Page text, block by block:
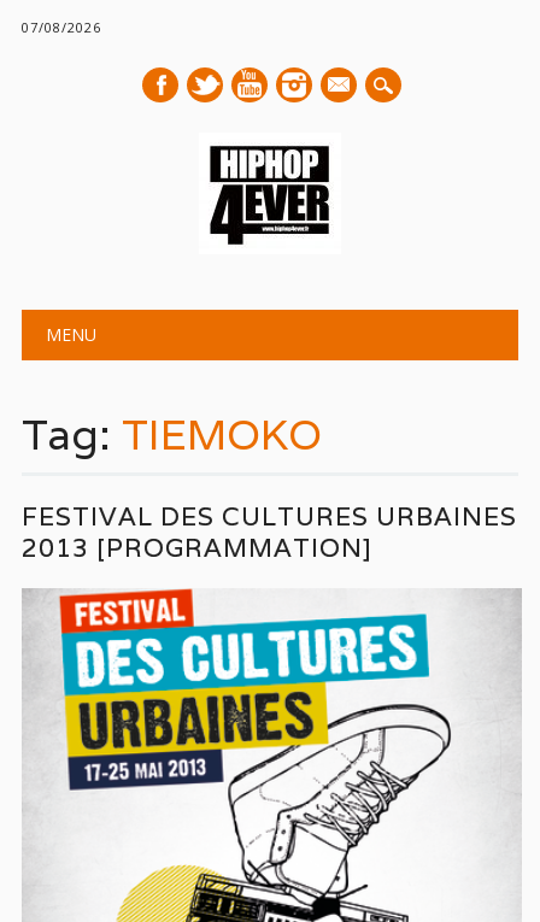
07/08/2026
mail
Main menu
MENU
Tag: TIEMOKO
FESTIVAL DES CULTURES URBAINES
2013 [PROGRAMMATION]